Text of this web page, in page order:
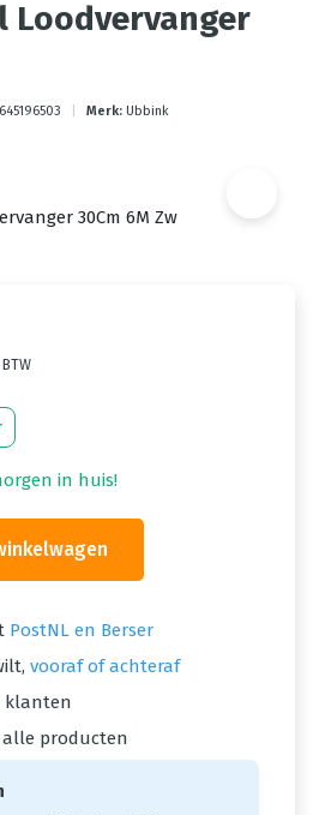
Loodvervanger
Merk: Ubbink
in huis!
PostNL en Berser
vooraf of achteraf
klanten
producten